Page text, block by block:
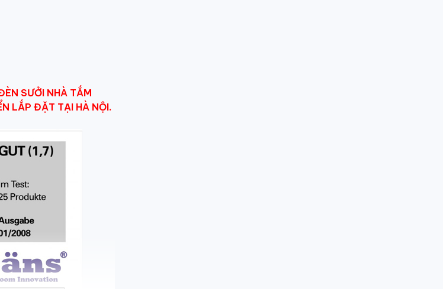
SƯỞI NHÀ TẮM
LẮP ĐẶT TẠI HÀ NỘI.